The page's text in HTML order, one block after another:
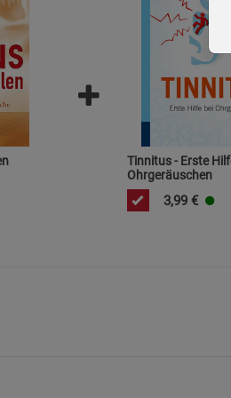
Tinnitus - Erste
Ohrgeräuschen
3,99 €